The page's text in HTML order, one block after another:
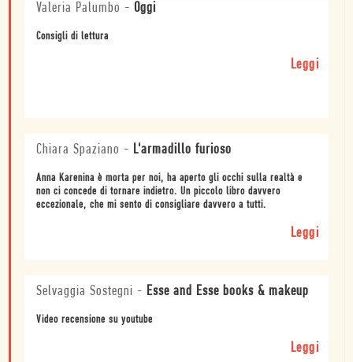
Valeria Palumbo - Oggi
Consigli di lettura
Leggi
Chiara Spaziano - L'armadillo furioso
Anna Karenina è morta per noi, ha aperto gli occhi sulla realtà e
non ci concede di tornare indietro. Un piccolo libro davvero
eccezionale, che mi sento di consigliare davvero a tutti.
Leggi
Selvaggia Sostegni - Esse and Esse books & makeup
Video recensione su youtube
Leggi